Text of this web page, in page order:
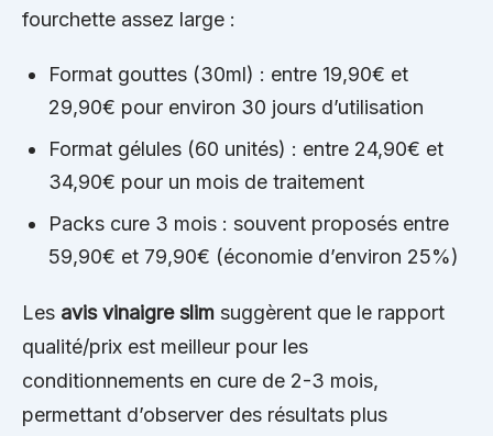
fourchette assez large :
Format gouttes (30ml) : entre 19,90€ et
29,90€ pour environ 30 jours d’utilisation
Format gélules (60 unités) : entre 24,90€ et
34,90€ pour un mois de traitement
Packs cure 3 mois : souvent proposés entre
59,90€ et 79,90€ (économie d’environ 25%)
Les avis vinaigre slim suggèrent que le rapport
qualité/prix est meilleur pour les
conditionnements en cure de 2-3 mois,
permettant d’observer des résultats plus